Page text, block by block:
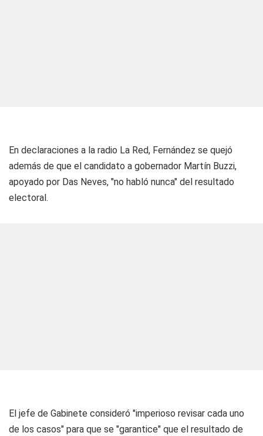
En declaraciones a la radio La Red, Fernández se quejó
además de que el candidato a gobernador Martín Buzzi,
apoyado por Das Neves, "no habló nunca" del resultado
electoral.
El jefe de Gabinete consideró "imperioso revisar cada uno
de los casos" para que se "garantice" que el resultado de